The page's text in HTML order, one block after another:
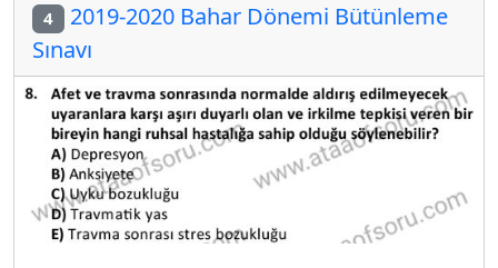
4 2019-2020 Bahar Dönemi Bütünleme
Sınavı